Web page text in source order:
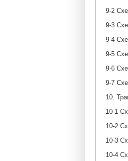
9-2
9-3
9-4
9-5
9-6
9-7
10.
10-1
10-2
10-3
10-4